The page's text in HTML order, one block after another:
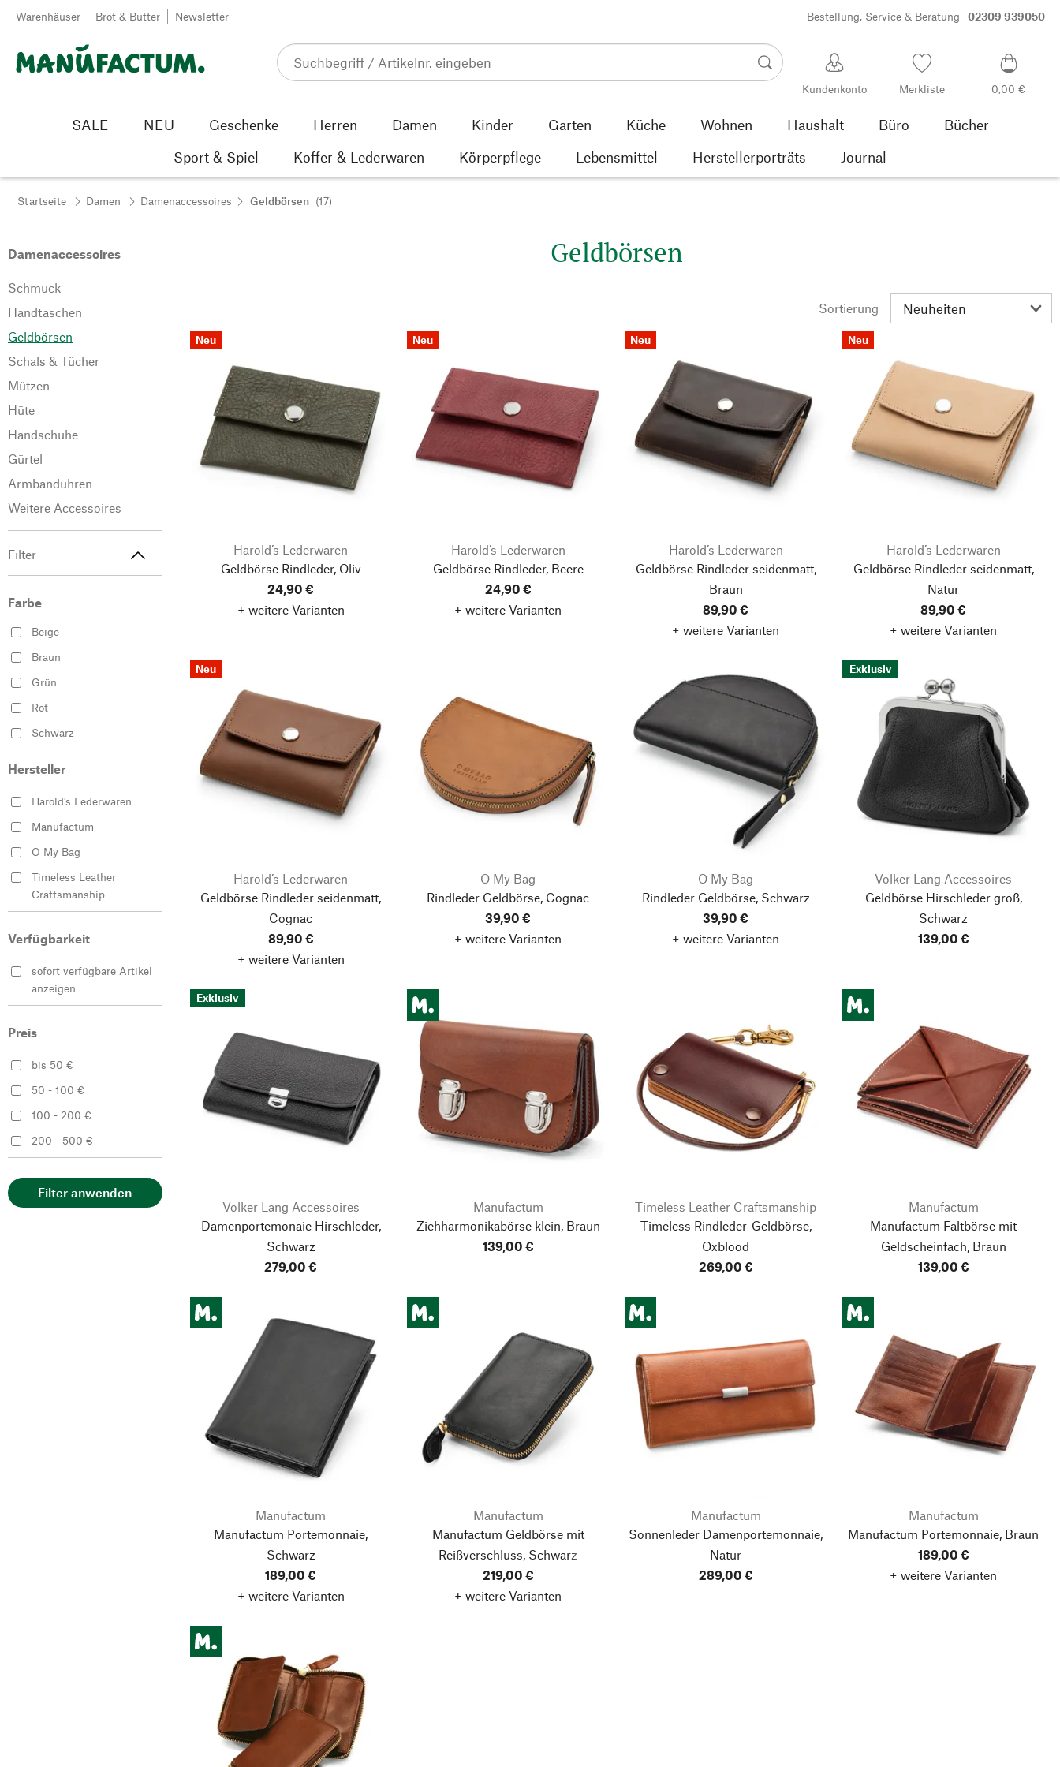
Zum Inhalt springen
Warenhäuser Brot & Butter Newsletter Bestellung, Service & Beratung 02309 939050
Kundenkonto Merkliste 0,00 €
SALE NEU Geschenke Herren Damen Kinder Garten Küche Wohnen Haushalt Büro
Bücher
Sport & Spiel
Koffer & Lederwaren Körperpflege Lebensmittel Herstellerporträts Journal
Startseite Damen Damenaccessoires Geldbörsen (17)
Damenaccessoires
Schmuck
Handtaschen
Geldbörsen
Schals & Tücher
Mützen
Hüte
Handschuhe
Gürtel
Armbanduhren
Weitere Accessoires
Filter
Farbe
Beige
Braun
Grün
Rot
Schwarz
Hersteller
Harold’s Lederwaren
Manufactum
O My Bag
Timeless Leather
Craftsmanship
Verfügbarkeit
sofort verfügbare Artikel
anzeigen
Preis
bis 50 €
50 - 100 €
100 - 200 €
200 - 500 €
Filter anwenden
Geldbörsen
Sortierung
Neu
Harold’s Lederwaren
Geldbörse Rindleder, Oliv
24,90 €
+ weitere Varianten
Neu
Harold’s Lederwaren
Geldbörse Rindleder, Beere
24,90 €
+ weitere Varianten
Neu
Harold’s Lederwaren
Geldbörse Rindleder seidenmatt,
Braun
89,90 €
+ weitere Varianten
Neu
Harold’s Lederwaren
Geldbörse Rindleder seidenmatt,
Natur
89,90 €
+ weitere Varianten
Neu
Harold’s Lederwaren
Geldbörse Rindleder seidenmatt,
Cognac
89,90 €
+ weitere Varianten
O My Bag
Rindleder Geldbörse, Cognac
39,90 €
+ weitere Varianten
O My Bag
Rindleder Geldbörse, Schwarz
39,90 €
+ weitere Varianten
Exklusiv
Volker Lang Accessoires
Geldbörse Hirschleder groß,
Schwarz
139,00 €
Exklusiv
Volker Lang Accessoires
Damenportemonaie Hirschleder,
Schwarz
279,00 €
Manufactum
Ziehharmonikabörse klein, Braun
139,00 €
Timeless Leather Craftsmanship
Timeless Rindleder-Geldbörse,
Oxblood
269,00 €
Manufactum
Manufactum Faltbörse mit
Geldscheinfach, Braun
139,00 €
Manufactum
Manufactum Portemonnaie,
Schwarz
189,00 €
+ weitere Varianten
Manufactum
Manufactum Geldbörse mit
Reißverschluss, Schwarz
219,00 €
+ weitere Varianten
Manufactum
Sonnenleder Damenportemonnaie,
Natur
289,00 €
Manufactum
Manufactum Portemonnaie, Braun
189,00 €
+ weitere Varianten